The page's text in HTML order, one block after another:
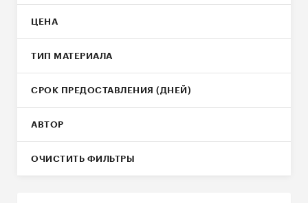
ЦЕНА
ТИП МАТЕРИАЛА
СРОК ПРЕДОСТАВЛЕНИЯ (ДНЕЙ)
АВТОР
ОЧИСТИТЬ ФИЛЬТРЫ